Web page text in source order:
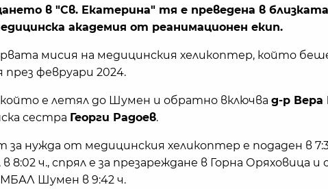
в "Св. Екатерина" тя е преведена в близката
академия от реанимационен екип.
мисия на медицинския хеликоптер, който
през февруари 2024.
е летял до Шумен и обратно включва д-р Вера
сестра Георги Радоев.
за нужда от медицинския хеликоптер е подаден в
в 8:02 ч., спрял е за презареждане в Горна Оряховица и
МБАЛ Шумен в 9:42 ч.